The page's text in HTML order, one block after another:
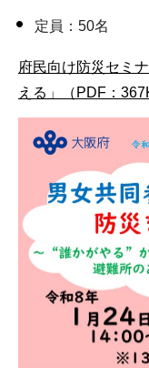
定員：50名
府民向け防災セミ
える」（PDF：